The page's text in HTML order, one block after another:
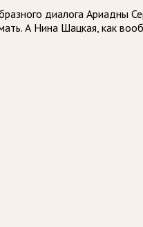
диалога Ариадны
А Нина Шацкая, как